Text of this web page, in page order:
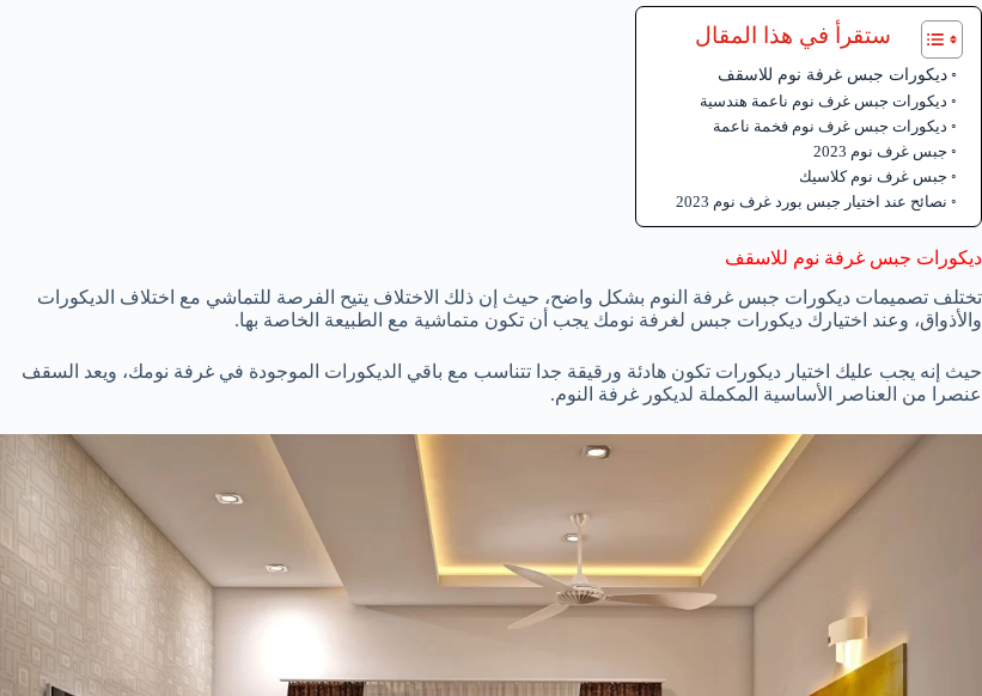
ستقرأ في هذا المقال
ديكورات جبس غرفة نوم للاسقف
ديكورات جبس غرف نوم ناعمة هندسية
ديكورات جبس غرف نوم فخمة ناعمة
جبس غرف نوم 2023
جبس غرف نوم كلاسيك
نصائح عند اختيار جبس بورد غرف نوم 2023
ديكورات جبس غرفة نوم للاسقف
تختلف تصميمات ديكورات جبس غرفة النوم بشكل واضح، حيث إن ذلك الاختلاف يتيح الفرصة للتماشي مع اختلاف الديكورات
والأذواق، وعند اختيارك ديكورات جبس لغرفة نومك يجب أن تكون متماشية مع الطبيعة الخاصة بها.
حيث إنه يجب عليك اختيار ديكورات تكون هادئة ورقيقة جدا تتناسب مع باقي الديكورات الموجودة في غرفة نومك، ويعد السقف
عنصرا من العناصر الأساسية المكملة لديكور غرفة النوم.